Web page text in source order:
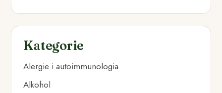
Kategorie
Alergie i autoimmunologia
Alkohol